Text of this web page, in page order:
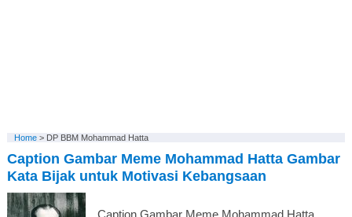
Home> DP BBM Mohammad Hatta
Caption Gambar Meme Mohammad Hatta Gambar
Kata Bijak untuk Motivasi Kebangsaan
Caption Gambar Meme Mohammad Hatta